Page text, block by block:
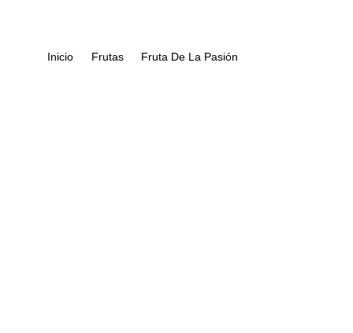
Inicio Frutas Fruta De La Pasión